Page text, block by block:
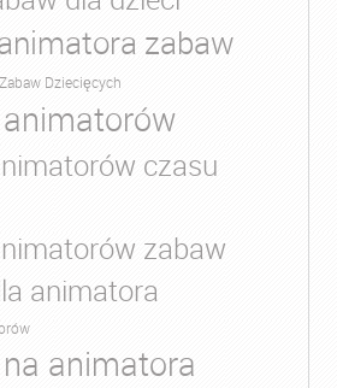
zabaw
Dziecięcych
czasu
zabaw
animatora
animatora